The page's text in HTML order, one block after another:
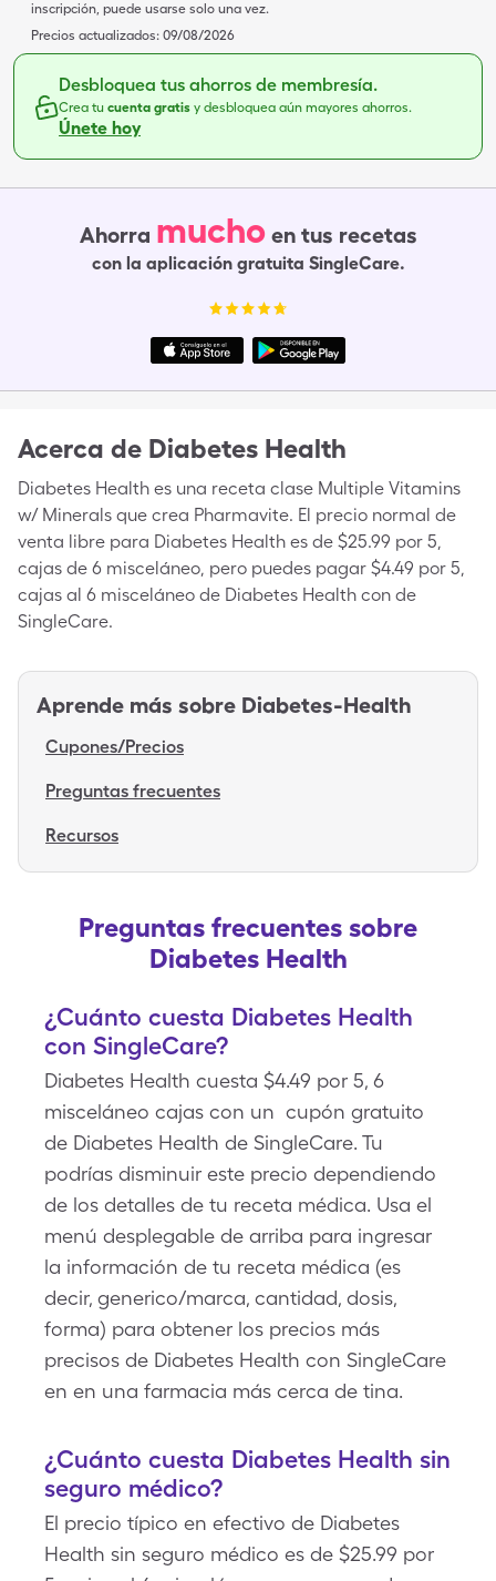
inscripción, puede usarse solo una vez.
Precios actualizados: 09/08/2026
Desbloquea tus ahorros de membresía.
Crea tu cuenta gratis y desbloquea aún mayores ahorros.
Únete hoy
Ahorra mucho en tus recetas
con la aplicación gratuita SingleCare.
Acerca de Diabetes Health
Diabetes Health es una receta clase Multiple Vitamins
w/ Minerals que crea Pharmavite. El precio normal de
venta libre para Diabetes Health es de $25.99 por 5,
cajas de 6 misceláneo, pero puedes pagar $4.49 por 5,
cajas al 6 misceláneo de Diabetes Health con de
SingleCare.
Aprende más sobre Diabetes-Health
Cupones/Precios
Preguntas frecuentes
Recursos
Preguntas frecuentes sobre
Diabetes Health
¿Cuánto cuesta Diabetes Health
con SingleCare?
Diabetes Health cuesta $4.49 por 5, 6
misceláneo cajas con un cupón gratuito
de Diabetes Health de SingleCare. Tu
podrías disminuir este precio dependiendo
de los detalles de tu receta médica. Usa el
menú desplegable de arriba para ingresar
la información de tu receta médica (es
decir, generico/marca, cantidad, dosis,
forma) para obtener los precios más
precisos de Diabetes Health con SingleCare
en en una farmacia más cerca de tina.
¿Cuánto cuesta Diabetes Health sin
seguro médico?
El precio típico en efectivo de Diabetes
Health sin seguro médico es de $25.99 por